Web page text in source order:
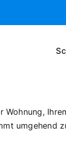
Wohnung,
umgehend